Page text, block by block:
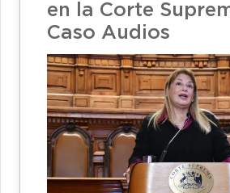
en la Corte
Caso Audios